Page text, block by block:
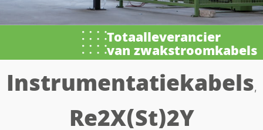
Totaalleverancier
van zwakstroomkabels
Instrumentatiekabels,
Re2X(St)2Y